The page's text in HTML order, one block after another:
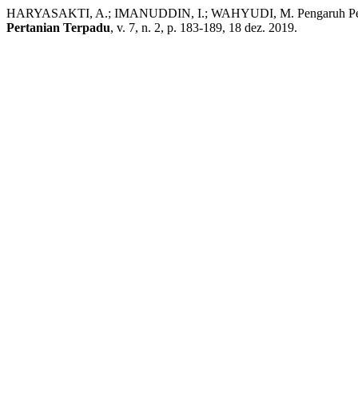
HARYASAKTI, A.; IMANUDDIN, I.; WAHYUDI, M. Pengaruh
Pertanian Terpadu, v. 7, n. 2, p. 183-189, 18 dez. 2019.